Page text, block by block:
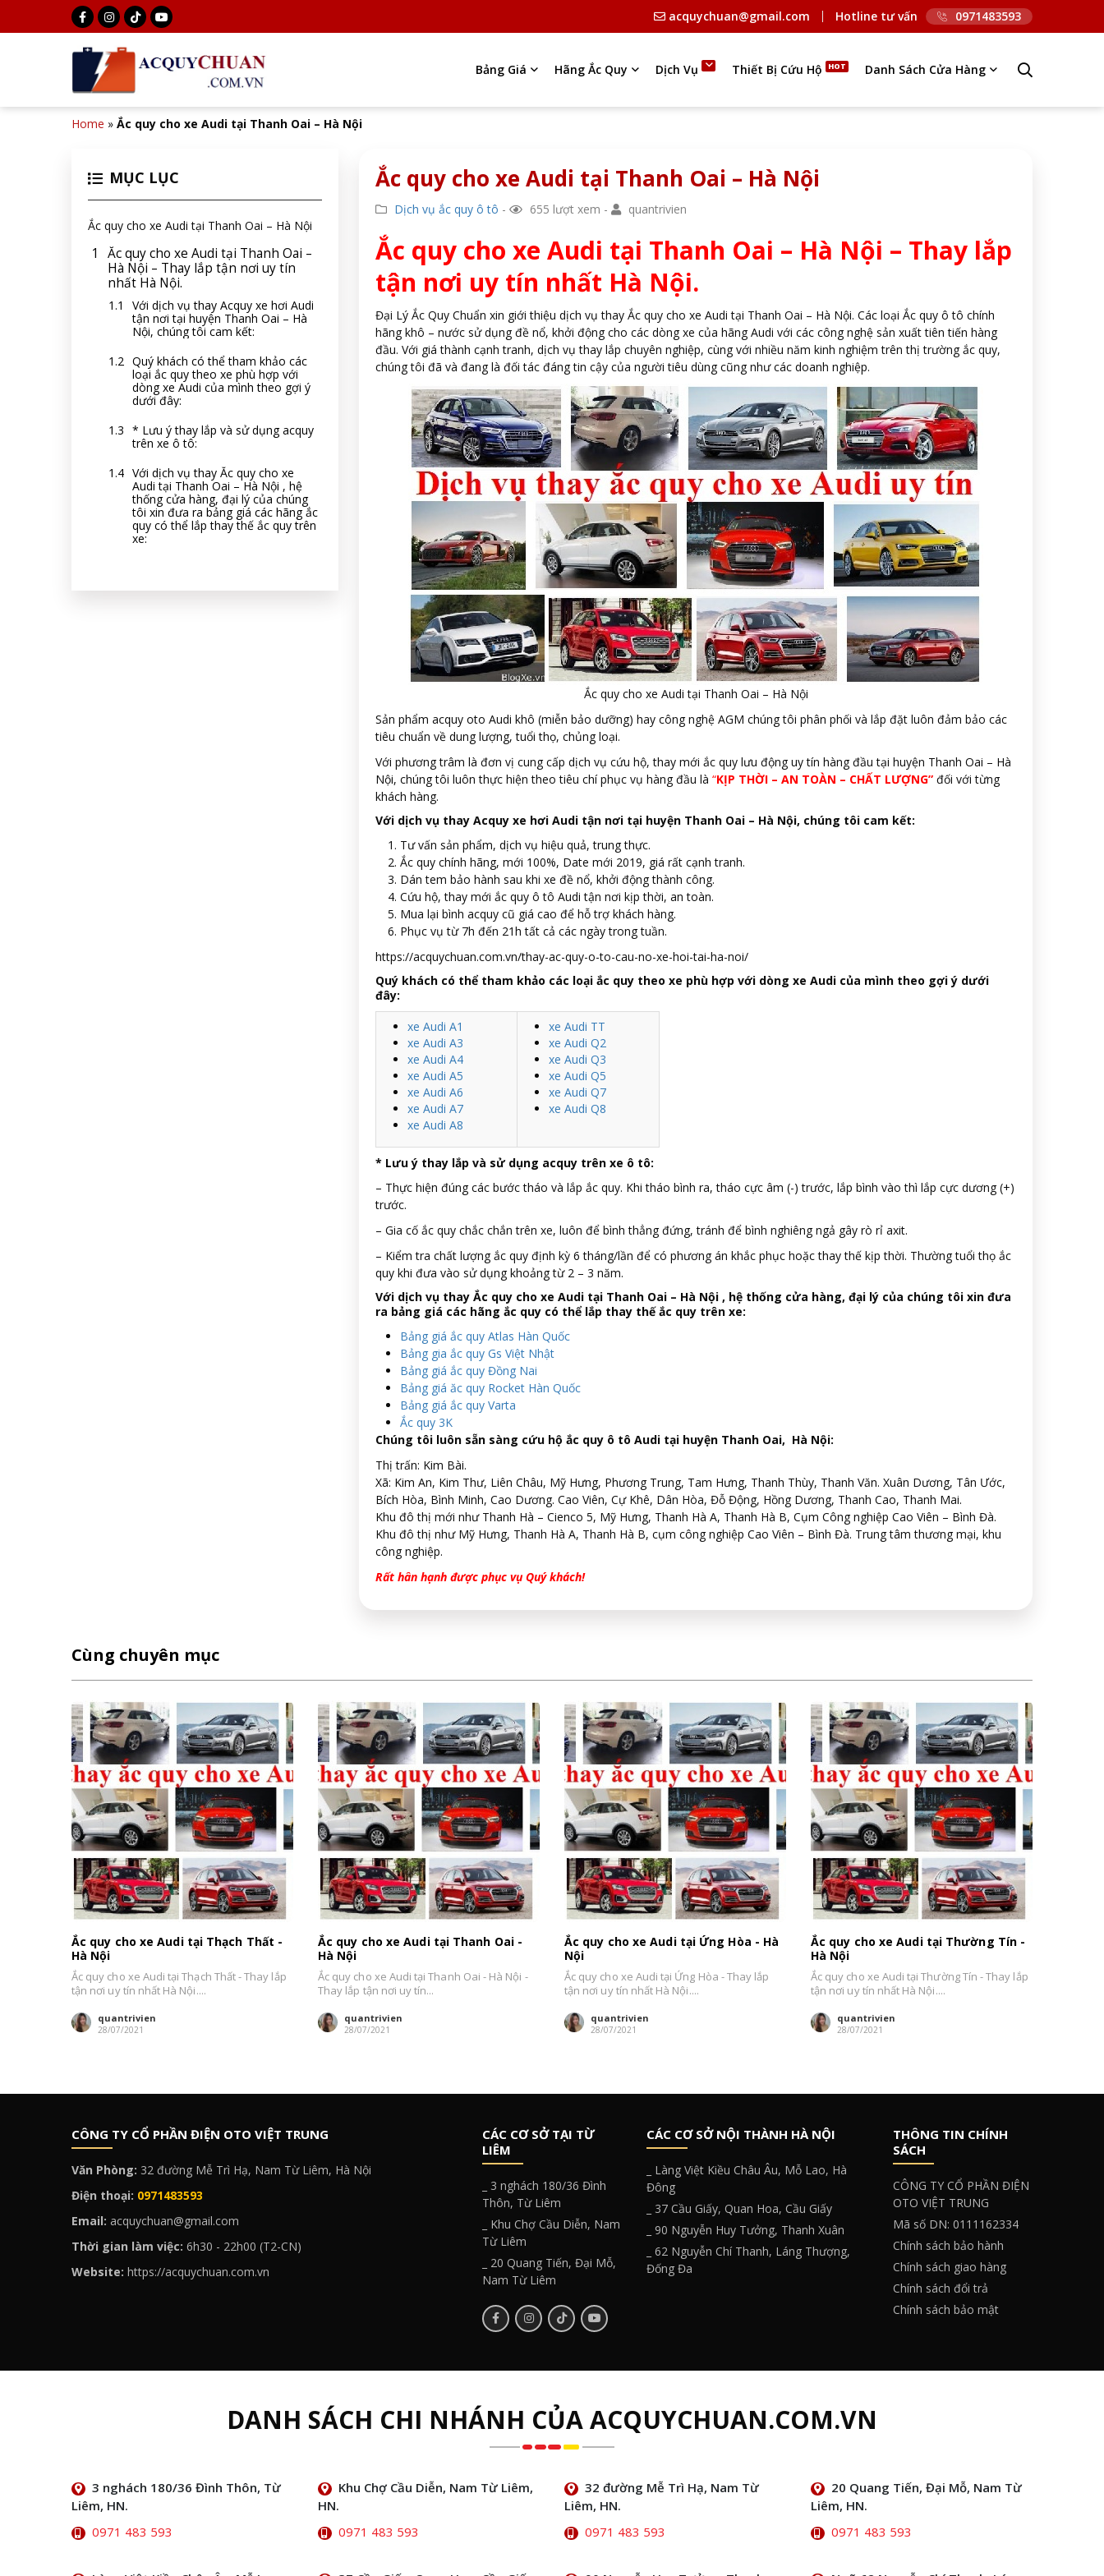
acquychuan@gmail.com Hotline tư vấn 0971483593
Bảng Giá Hãng Ắc Quy Dịch Vụ Thiết Bị Cứu Hộ Danh Sách Cửa Hàng
Home » Ắc quy cho xe Audi tại Thanh Oai – Hà Nội
MỤC LỤC
Ắc quy cho xe Audi tại Thanh Oai – Hà Nội
Ắc quy cho xe Audi tại Thanh Oai –
Hà Nội – Thay lắp tận nơi uy tín
nhất Hà Nội.
Với dịch vụ thay Acquy xe hơi Audi
tận nơi tại huyện Thanh Oai – Hà
Nội, chúng tôi cam kết:
Quý khách có thể tham khảo các
loại ắc quy theo xe phù hợp với
dòng xe Audi của mình theo gợi ý
dưới đây:
* Lưu ý thay lắp và sử dụng acquy
trên xe ô tô:
Với dịch vụ thay Ắc quy cho xe
Audi tại Thanh Oai – Hà Nội , hệ
thống cửa hàng, đại lý của chúng
tôi xin đưa ra bảng giá các hãng ắc
quy có thể lắp thay thế ắc quy trên
xe:
Ắc quy cho xe Audi tại Thanh Oai – Hà Nội
Dịch vụ ắc quy ô tô - 655 lượt xem - quantrivien
Ắc quy cho xe Audi tại Thanh Oai – Hà Nội – Thay lắp
tận nơi uy tín nhất Hà Nội.
Đại Lý Ắc Quy Chuẩn xin giới thiệu dịch vụ thay Ắc quy cho xe Audi tại Thanh Oai – Hà Nội. Các loại Ắc quy ô tô chính
hãng khô – nước sử dụng đề nổ, khởi động cho các dòng xe của hãng Audi với các công nghệ sản xuất tiên tiến hàng
đầu. Với giá thành cạnh tranh, dịch vụ thay lắp chuyên nghiệp, cùng với nhiều năm kinh nghiệm trên thị trường ắc quy,
chúng tôi đã và đang là đối tác đáng tin cậy của người tiêu dùng cũng như các doanh nghiệp.
Ắc quy cho xe Audi tại Thanh Oai – Hà Nội
Sản phẩm acquy oto Audi khô (miễn bảo dưỡng) hay công nghệ AGM chúng tôi phân phối và lắp đặt luôn đảm bảo các
tiêu chuẩn về dung lượng, tuổi thọ, chủng loại.
Với phương trâm là đơn vị cung cấp dịch vụ cứu hộ, thay mới ắc quy lưu động uy tín hàng đầu tại huyện Thanh Oai – Hà
Nội, chúng tôi luôn thực hiện theo tiêu chí phục vụ hàng đầu là “KỊP THỜI – AN TOÀN – CHẤT LƯỢNG” đối với từng
khách hàng.
Với dịch vụ thay Acquy xe hơi Audi tận nơi tại huyện Thanh Oai – Hà Nội, chúng tôi cam kết:
Tư vấn sản phẩm, dịch vụ hiệu quả, trung thực.
Ắc quy chính hãng, mới 100%, Date mới 2019, giá rất cạnh tranh.
Dán tem bảo hành sau khi xe đề nổ, khởi động thành công.
Cứu hộ, thay mới ắc quy ô tô Audi tận nơi kịp thời, an toàn.
Mua lại bình acquy cũ giá cao để hỗ trợ khách hàng.
Phục vụ từ 7h đến 21h tất cả các ngày trong tuần.
https://acquychuan.com.vn/thay-ac-quy-o-to-cau-no-xe-hoi-tai-ha-noi/
Quý khách có thể tham khảo các loại ắc quy theo xe phù hợp với dòng xe Audi của mình theo gợi ý dưới
đây:
xe Audi A1
xe Audi A3
xe Audi A4
xe Audi A5
xe Audi A6
xe Audi A7
xe Audi A8
xe Audi TT
xe Audi Q2
xe Audi Q3
xe Audi Q5
xe Audi Q7
xe Audi Q8
* Lưu ý thay lắp và sử dụng acquy trên xe ô tô:
– Thực hiện đúng các bước tháo và lắp ắc quy. Khi tháo bình ra, tháo cực âm (-) trước, lắp bình vào thì lắp cực dương (+)
trước.
– Gia cố ắc quy chắc chắn trên xe, luôn để bình thẳng đứng, tránh để bình nghiêng ngả gây rò rỉ axit.
– Kiểm tra chất lượng ắc quy định kỳ 6 tháng/lần để có phương án khắc phục hoặc thay thế kịp thời. Thường tuổi thọ ắc
quy khi đưa vào sử dụng khoảng từ 2 – 3 năm.
Với dịch vụ thay Ắc quy cho xe Audi tại Thanh Oai – Hà Nội , hệ thống cửa hàng, đại lý của chúng tôi xin đưa
ra bảng giá các hãng ắc quy có thể lắp thay thế ắc quy trên xe:
Bảng giá ắc quy Atlas Hàn Quốc
Bảng gia ắc quy Gs Việt Nhật
Bảng giá ắc quy Đồng Nai
Bảng giá ăc quy Rocket Hàn Quốc
Bảng giá ắc quy Varta
Ắc quy 3K
Chúng tôi luôn sẵn sàng cứu hộ ắc quy ô tô Audi tại huyện Thanh Oai, Hà Nội:
Thị trấn: Kim Bài.
Xã: Kim An, Kim Thư, Liên Châu, Mỹ Hưng, Phương Trung, Tam Hưng, Thanh Thùy, Thanh Văn. Xuân Dương, Tân Ước,
Bích Hòa, Bình Minh, Cao Dương. Cao Viên, Cự Khê, Dân Hòa, Đỗ Động, Hồng Dương, Thanh Cao, Thanh Mai.
Khu đô thị mới như Thanh Hà – Cienco 5, Mỹ Hưng, Thanh Hà A, Thanh Hà B, Cụm Công nghiệp Cao Viên – Bình Đà.
Khu đô thị như Mỹ Hưng, Thanh Hà A, Thanh Hà B, cụm công nghiệp Cao Viên – Bình Đà. Trung tâm thương mại, khu
công nghiệp.
Rất hân hạnh được phục vụ Quý khách!
Cùng chuyên mục
Ắc quy cho xe Audi tại Thạch Thất -
Hà Nội
Ắc quy cho xe Audi tại Thạch Thất - Thay lắp
tận nơi uy tín nhất Hà Nội....
quantrivien
28/07/2021
Ắc quy cho xe Audi tại Thanh Oai -
Hà Nội
Ắc quy cho xe Audi tại Thanh Oai - Hà Nội -
Thay lắp tận nơi uy tín...
quantrivien
28/07/2021
Ắc quy cho xe Audi tại Ứng Hòa - Hà
Nội
Ắc quy cho xe Audi tại Ứng Hòa - Thay lắp
tận nơi uy tín nhất Hà Nội....
quantrivien
28/07/2021
Ắc quy cho xe Audi tại Thường Tín -
Hà Nội
Ắc quy cho xe Audi tại Thường Tín - Thay lắp
tận nơi uy tín nhất Hà Nội....
quantrivien
28/07/2021
CÔNG TY CỔ PHẦN ĐIỆN OTO VIỆT TRUNG
Văn Phòng: 32 đường Mễ Trì Hạ, Nam Từ Liêm, Hà Nội
Điện thoại: 0971483593
Email: acquychuan@gmail.com
Thời gian làm việc: 6h30 - 22h00 (T2-CN)
Website: https://acquychuan.com.vn
CÁC CƠ SỞ TẠI TỪ
LIÊM
_ 3 nghách 180/36 Đình
Thôn, Từ Liêm
_ Khu Chợ Cầu Diễn, Nam
Từ Liêm
_ 20 Quang Tiến, Đại Mỗ,
Nam Từ Liêm
CÁC CƠ SỞ NỘI THÀNH HÀ NỘI
_ Làng Việt Kiều Châu Âu, Mỗ Lao, Hà
Đông
_ 37 Cầu Giấy, Quan Hoa, Cầu Giấy
_ 90 Nguyễn Huy Tưởng, Thanh Xuân
_ 62 Nguyễn Chí Thanh, Láng Thượng,
Đống Đa
THÔNG TIN CHÍNH
SÁCH
CÔNG TY CỔ PHẦN ĐIỆN
OTO VIỆT TRUNG
Mã số DN: 0111162334
Chính sách bảo hành
Chính sách giao hàng
Chính sách đổi trả
Chính sách bảo mật
DANH SÁCH CHI NHÁNH CỦA ACQUYCHUAN.COM.VN
3 nghách 180/36 Đình Thôn, Từ
Liêm, HN.
0971 483 593
Khu Chợ Cầu Diễn, Nam Từ Liêm,
HN.
0971 483 593
32 đường Mễ Trì Hạ, Nam Từ
Liêm, HN.
0971 483 593
20 Quang Tiến, Đại Mỗ, Nam Từ
Liêm, HN.
0971 483 593